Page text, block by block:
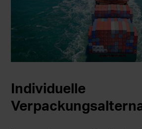
Individuelle